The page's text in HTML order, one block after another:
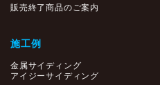
販売終了商品のご案内
施工例
金属サイディング
アイジーサイディング